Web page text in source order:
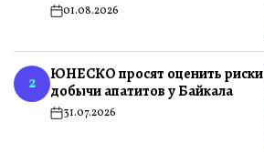
01.08.2026
2
ЮНЕСКО просят оценить риски
добычи апатитов у Байкала
31.07.2026